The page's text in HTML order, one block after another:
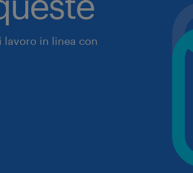
in linea con